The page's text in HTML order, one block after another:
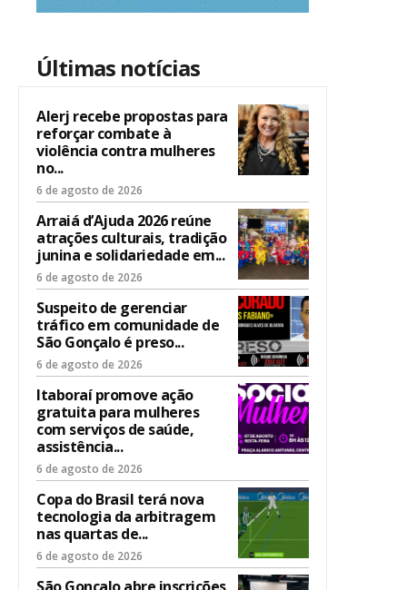
Últimas notícias
Alerj recebe propostas para
reforçar combate à
violência contra mulheres
no...
6 de agosto de 2026
Arraiá d’Ajuda 2026 reúne
atrações culturais, tradição
junina e solidariedade em...
6 de agosto de 2026
Suspeito de gerenciar
tráfico em comunidade de
São Gonçalo é preso...
6 de agosto de 2026
Itaboraí promove ação
gratuita para mulheres
com serviços de saúde,
assistência...
6 de agosto de 2026
Copa do Brasil terá nova
tecnologia da arbitragem
nas quartas de...
6 de agosto de 2026